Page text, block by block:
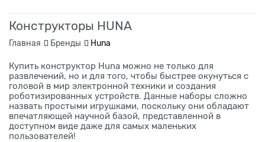
Конструкторы HUNA
Главная Бренды Huna
Купить конструктор Huna можно не только для
развлечений, но и для того, чтобы быстрее окунуться с
головой в мир электронной техники и создания
роботизированных устройств. Данные наборы сложно
назвать простыми игрушками, поскольку они обладают
впечатляющей научной базой, представленной в
доступном виде даже для самых маленьких
пользователей!